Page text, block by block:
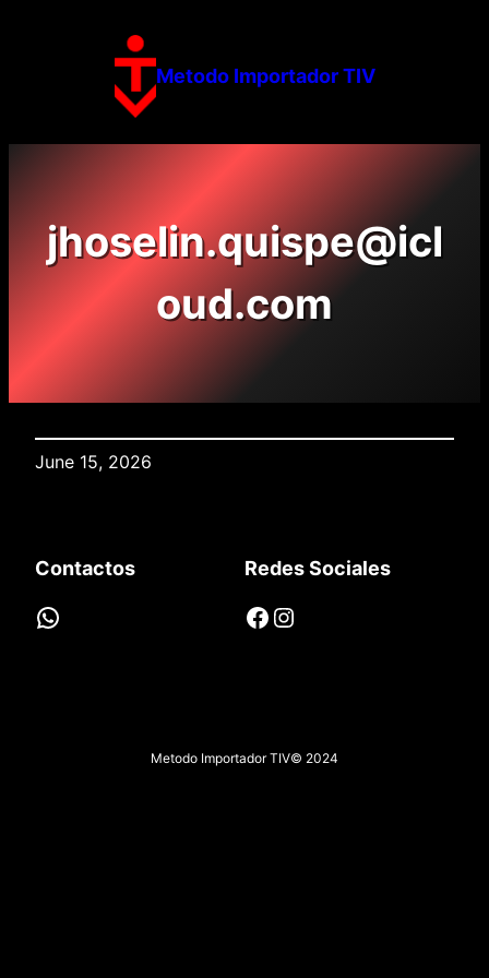
Metodo Importador TIV
jhoselin.quispe@icl
oud.com
June 15, 2026
Contactos
WhatsApp
Redes Sociales
Facebook Instagram
Metodo Importador TIV© 2024